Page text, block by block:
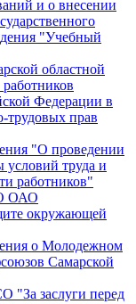
и о внесении
"Учебный
областной
Федерации в
трудовых прав
"О проведении
условий труда и
работников"
ОАО
окружающей
о Молодежном
Самарской
"За заслуги перед